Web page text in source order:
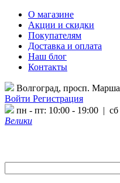
О магазине
Акции и скидки
Покупателям
Доставка и оплата
Наш блог
Контакты
Волгоград, просп.
Войти Регистрация
пн - пт: 10:00 - 19:00 | сб
Велики